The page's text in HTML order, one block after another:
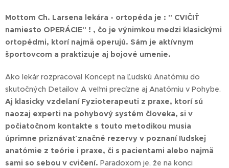
Mottom Ch. Larsena lekára - ortopéda je : " CVIČIŤ
namiesto OPERÁCIE" ! , čo je výnimkou medzi klasickými
ortopédmi, ktorí najmä operujú. Sám je aktívnym
športovcom a praktizuje aj bojové umenie.
Ako lekár rozpracoval Koncept na Ľudskú Anatómiu do
skutočných Detailov. A veľmi precízne aj Anatómiu v Pohybe.
Aj klasicky vzdelaní Fyzioterapeuti z praxe, ktorí sú
naozaj experti na pohybový systém človeka, si v
počiatočnom kontakte s touto metodikou musia
úprimne priznávať značné rezervy v poznaní ľudskej
anatómie z teórie i praxe, či s pacientami alebo najmä
sami so sebou v cvičení. Paradoxom je, že na konci